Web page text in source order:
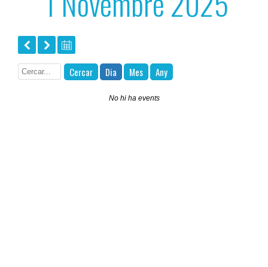
Cercar Dia Mes Any
No hi ha events